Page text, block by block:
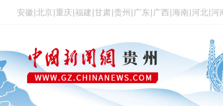
安徽 北京 重庆 福建 甘肃 贵州 广东 广西 海南 河北 河